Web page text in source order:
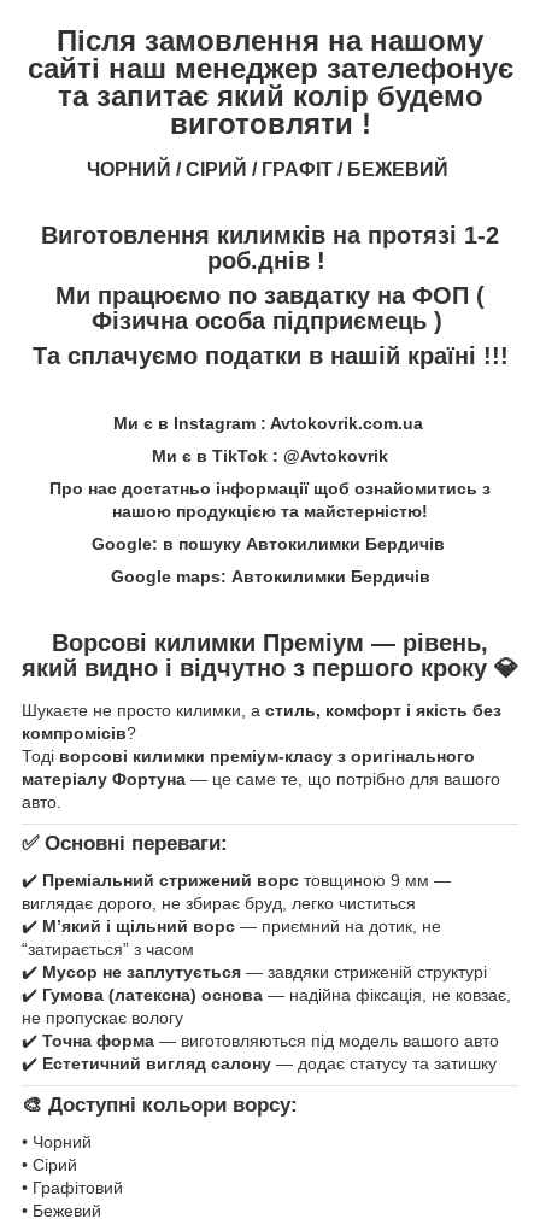
Після замовлення на нашому
сайті наш менеджер зателефонує
та запитає який колір будемо
виготовляти !
ЧОРНИЙ / СІРИЙ / ГРАФІТ / БЕЖЕВИЙ
Виготовлення килимків на протязі 1-2
роб.днів !
Ми працюємо по завдатку на ФОП (
Фізична особа підприємець )
Та сплачуємо податки в нашій країні !!!
Ми є в Instagram : Avtokovrik.com.ua
Ми є в TikTok : @Avtokovrik
Про нас достатньо інформації щоб ознайомитись з
нашою продукцією та майстерністю!
Google: в пошуку Автокилимки Бердичів
Google maps: Автокилимки Бердичів
Ворсові килимки Преміум — рівень,
який видно і відчутно з першого кроку 💎
Шукаєте не просто килимки, а стиль, комфорт і якість без
компромісів?
Тоді ворсові килимки преміум-класу з оригінального
матеріалу Фортуна — це саме те, що потрібно для вашого
авто.
✅ Основні переваги:
✔️ Преміальний стрижений ворс товщиною 9 мм —
виглядає дорого, не збирає бруд, легко чиститься
✔️ М’який і щільний ворс — приємний на дотик, не
“затирається” з часом
✔️ Мусор не заплутується — завдяки стриженій структурі
✔️ Гумова (латексна) основа — надійна фіксація, не ковзає,
не пропускає вологу
✔️ Точна форма — виготовляються під модель вашого авто
✔️ Естетичний вигляд салону — додає статусу та затишку
🎨 Доступні кольори ворсу:
• Чорний
• Сірий
• Графітовий
• Бежевий